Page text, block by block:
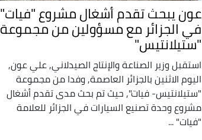
عون يبحث تقدم أشغال مشروع "فيات"
في الجزائر مع مسؤولين من مجموعة
"ستيلانتيس"
استقبل وزير الصناعة والإنتاج الصيدلاني, علي عون,
اليوم الاثنين بالجزائر العاصمة, وفدا من مجموعة
"ستيلانتيس- فيات", حيث تم بحث مدى تقدم أشغال
مشروع وحدة تصنيع السيارات في الجزائر للعلامة
"فيات" ...